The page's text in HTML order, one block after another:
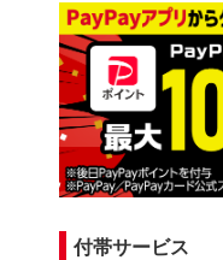
付帯サービス